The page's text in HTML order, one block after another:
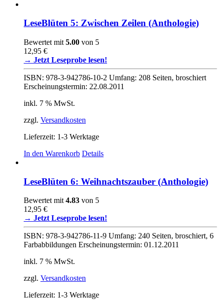
mehrere
auf.
Optionen
können
auf
der
LeseBlüten 5: Zwischen Zeilen (Anthologie)
Bewertet mit 5.00 von 5
12,95 €
→ Jetzt Leseprobe lesen!
ISBN: 978-3-942786-10-2 Umfang: 208 Seiten, broschiert
Erscheinungstermin: 22.08.2011
inkl. 7 % MwSt.
zzgl. Versandkosten
Lieferzeit: 1-3 Werktage
In den Warenkorb Details
LeseBlüten 6: Weihnachtszauber (Anthologie)
Bewertet mit4.83 von 5
12,95 €
→ Jetzt Leseprobe lesen!
ISBN: 978-3-942786-11-9 Umfang: 240 Seiten, broschiert, 6
Farbabbildungen Erscheinungstermin: 01.12.2011
inkl. 7 % MwSt.
zzgl. Versandkosten
Lieferzeit: 1-3 Werktage